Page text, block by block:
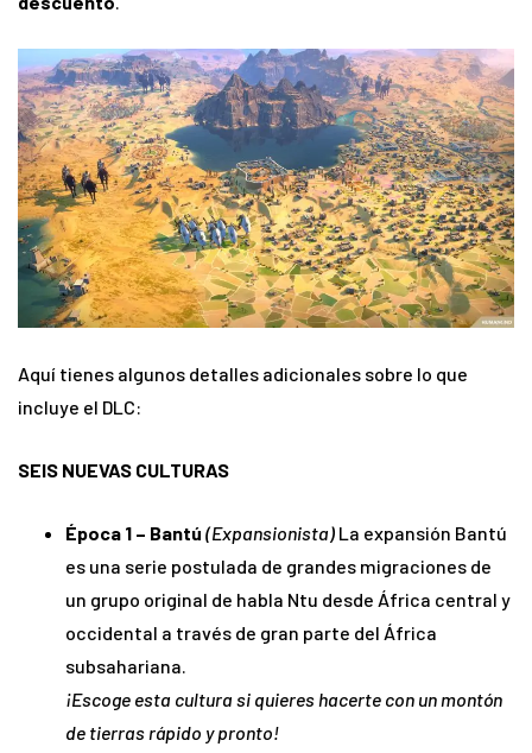
Aquí tienes algunos detalles adicionales sobre lo que
incluye el DLC:
SEIS NUEVAS CULTURAS
Época 1 – Bantú (Expansionista) La expansión Bantú
es una serie postulada de grandes migraciones de
un grupo original de habla Ntu desde África central y
occidental a través de gran parte del África
subsahariana.
¡Escoge esta cultura si quieres hacerte con un montón
de tierras rápido y pronto!